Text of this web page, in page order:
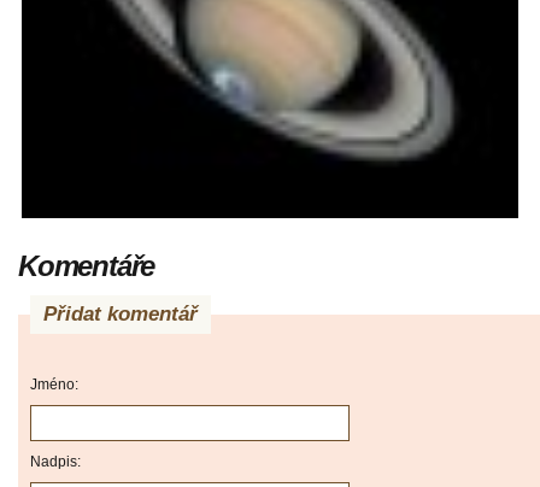
Komentáře
Přidat komentář
Jméno:
Nadpis: